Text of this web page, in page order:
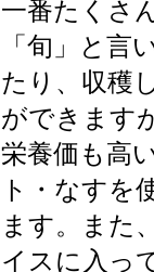
一番たくさ
「旬」と
たり、収穫
ができます
栄養価も高
ト・なすを
ます。また
イスに入っ